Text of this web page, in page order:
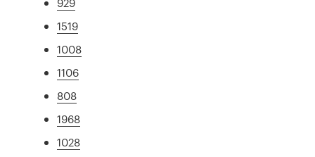
1519
1008
1106
808
1968
1028